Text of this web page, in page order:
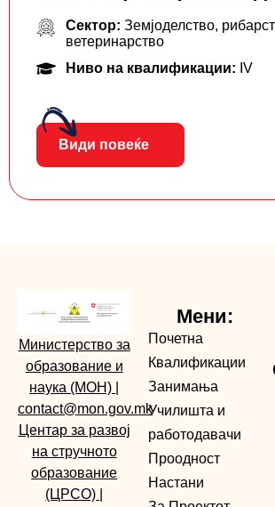
Сектор: Земјоделство,
ветеринарство
Ниво на квалификации: IV
Види повеќе
Министерство за
образование и
наука (МОН)
contact@mon.gov.mk
Центар за развој
на стручното
образование
(ЦРСО)
Мени:
Почетна
Квалификации
Занимања
Училишта и
работодавачи
Проодност
Настани